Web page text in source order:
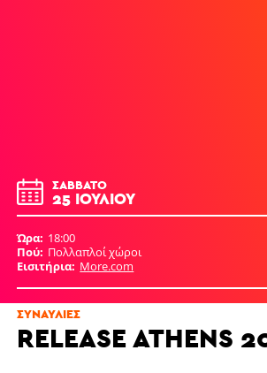
ΣΆΒΒΑΤΟ
25 ΙΟΥΛΊΟΥ
Ώρα 18:00
Πού Πολλαπλοί χώροι
Εισιτήρια More.com
ΣΥΝΑΥΛΊΕΣ
RELEASE ATHENS